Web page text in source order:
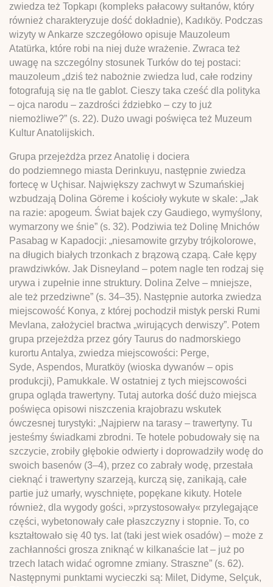
zwiedza też Topkapı (kompleks pałacowy sułtanów, który
również charakteryzuje dość dokładnie), Kadıköy. Podczas
wizyty w Ankarze szczegółowo opisuje Mauzoleum
Atatürka, które robi na niej duże wrażenie. Zwraca też
uwagę na szczególny stosunek Turków do tej postaci:
mauzoleum „dziś też nabożnie zwiedza lud, całe rodziny
fotografują się na tle gablot. Cieszy taka cześć dla polityka
– ojca narodu – zazdrości ździebko – czy to już
niemożliwe?” (s. 22). Dużo uwagi poświęca też Muzeum
Kultur Anatolijskich.
Grupa przejeżdża przez Anatolię i dociera
do podziemnego miasta Derinkuyu, następnie zwiedza
fortecę w Uçhisar. Największy zachwyt w Szumańskiej
wzbudzają Dolina Göreme i kościoły wykute w skale: „Jak
na razie: apogeum. Świat bajek czy Gaudiego, wymyślony,
wymarzony we śnie” (s. 32). Podziwia też Dolinę Mnichów
Pasabag w Kapadocji: „niesamowite grzyby trójkolorowe,
na długich białych trzonkach z brązową czapą. Całe kępy
prawdziwków. Jak Disneyland – potem nagle ten rodzaj się
urywa i zupełnie inne struktury. Dolina Zelve – mniejsze,
ale też przedziwne” (s. 34–35). Następnie autorka zwiedza
miejscowość Konya, z której pochodził mistyk perski Rumi
Mevlana, założyciel bractwa „wirujących derwiszy”. Potem
grupa przejeżdża przez góry Taurus do nadmorskiego
kurortu Antalya, zwiedza miejscowości: Perge,
Syde, Aspendos, Muratköy (wioska dywanów – opis
produkcji), Pamukkale. W ostatniej z tych miejscowości
grupa ogląda trawertyny. Tutaj autorka dość dużo miejsca
poświęca opisowi niszczenia krajobrazu wskutek
ówczesnej turystyki: „Najpierw na tarasy – trawertyny. Tu
jesteśmy świadkami zbrodni. Te hotele pobudowały się na
szczycie, zrobiły głębokie odwierty i doprowadziły wodę do
swoich basenów (3–4), przez co zabrały wodę, przestała
cieknąć i trawertyny szarzeją, kurczą się, zanikają, całe
partie już umarły, wyschnięte, popękane kikuty. Hotele
również, dla wygody gości, »przystosowały« przylegające
części, wybetonowały całe płaszczyzny i stopnie. To, co
kształtowało się 40 tys. lat (taki jest wiek osadów) – może z
zachłanności grosza zniknąć w kilkanaście lat – już po
trzech latach widać ogromne zmiany. Straszne” (s. 62).
Następnymi punktami wycieczki są: Milet, Didyme, Selçuk,